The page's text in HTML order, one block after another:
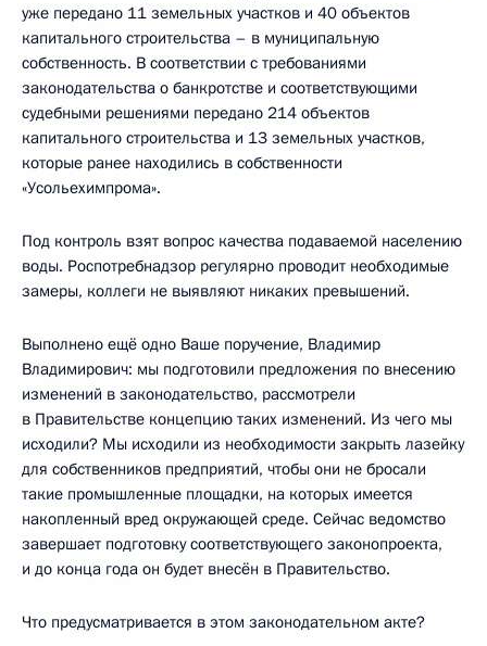
уже передано 11 земельных участков и 40 объектов
капитального строительства – в муниципальную
собственность. В соответствии с требованиями
законодательства о банкротстве и соответствующими
судебными решениями передано 214 объектов
капитального строительства и 13 земельных участков,
которые ранее находились в собственности
«Усольехимпрома».
Под контроль взят вопрос качества подаваемой населению
воды. Роспотребнадзор регулярно проводит необходимые
замеры, коллеги не выявляют никаких превышений.
Выполнено ещё одно Ваше поручение, Владимир
Владимирович: мы подготовили предложения по внесению
изменений в законодательство, рассмотрели
в Правительстве концепцию таких изменений. Из чего мы
исходили? Мы исходили из необходимости закрыть лазейку
для собственников предприятий, чтобы они не бросали
такие промышленные площадки, на которых имеется
накопленный вред окружающей среде. Сейчас ведомство
завершает подготовку соответствующего законопроекта,
и до конца года он будет внесён в Правительство.
Что предусматривается в этом законодательном акте?